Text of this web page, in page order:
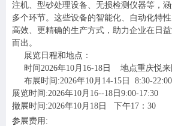
注机、型砂处理设备、无损检测仪器等，
多个环节。这些设备的智能化、自动化特
高效、更精确的生产方式，助力企业在日
而出。
展览日程和地点：
时间2026年10月 16-18 日
地点重庆悦
布展时间:2026年10月14-15日 8:30-22:00
展览时间:2026年10月16--18日9:00-17:30
撤展时间:2026年10月18日 下午17：30
参展费用 :